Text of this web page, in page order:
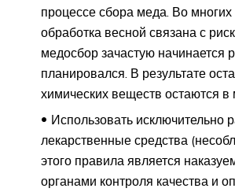
процессе сбора меда. Во многих
обработка весной связана с
медосбор зачастую начинается
планировался. В результате
химических веществ остаются в
Использовать исключительно
лекарственные средства
этого правила является
органами контроля качества и